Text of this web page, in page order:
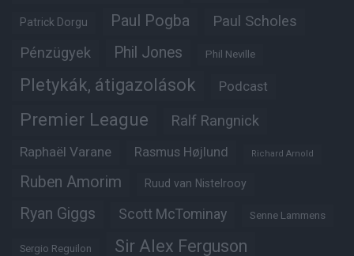
Patrick Dorgu Paul Pogba Paul Scholes
Pénzügyek Phil Jones Phil Neville
Pletykák, átigazolások Podcast
Premier League Ralf Rangnick
Raphaël Varane Rasmus Højlund Richard Arnold
Ruben Amorim Ruud van Nistelrooy
Ryan Giggs Scott McTominay Senne Lammens
Sergio Reguilon Sir Alex Ferguson